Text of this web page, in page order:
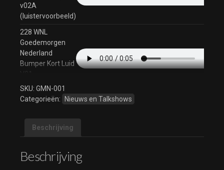
v02A
(luistervoorbeeld)
228 WNL
Goedemorgen
Nederland
Bumper Kort Luid
V01
(luistervoorbeeld)
228 WNL
Nederland Leader
Mix V01A
228 WNL
SKU: GMN-001
Categorieën:
Nieuws en Talkshows
Beschrijving
Beschrijving